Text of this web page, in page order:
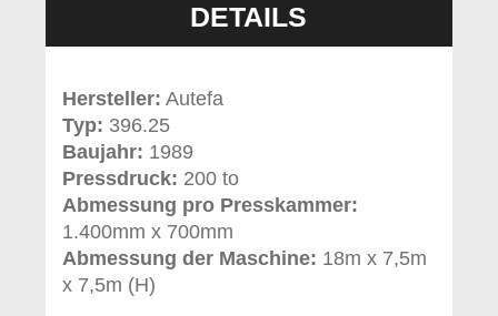
DETAILS
Hersteller: Autefa
Typ: 396.25
Baujahr: 1989
Pressdruck: 200 to
Abmessung pro Presskammer:
1.400mm x 700mm
Abmessung der Maschine: 18m x 7,5m
x 7,5m (H)